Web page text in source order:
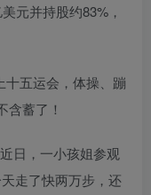
元并持股约83%，
十五运会，体操、蹦
蓄了！
日，一小孩姐参观
走了快两万步，还